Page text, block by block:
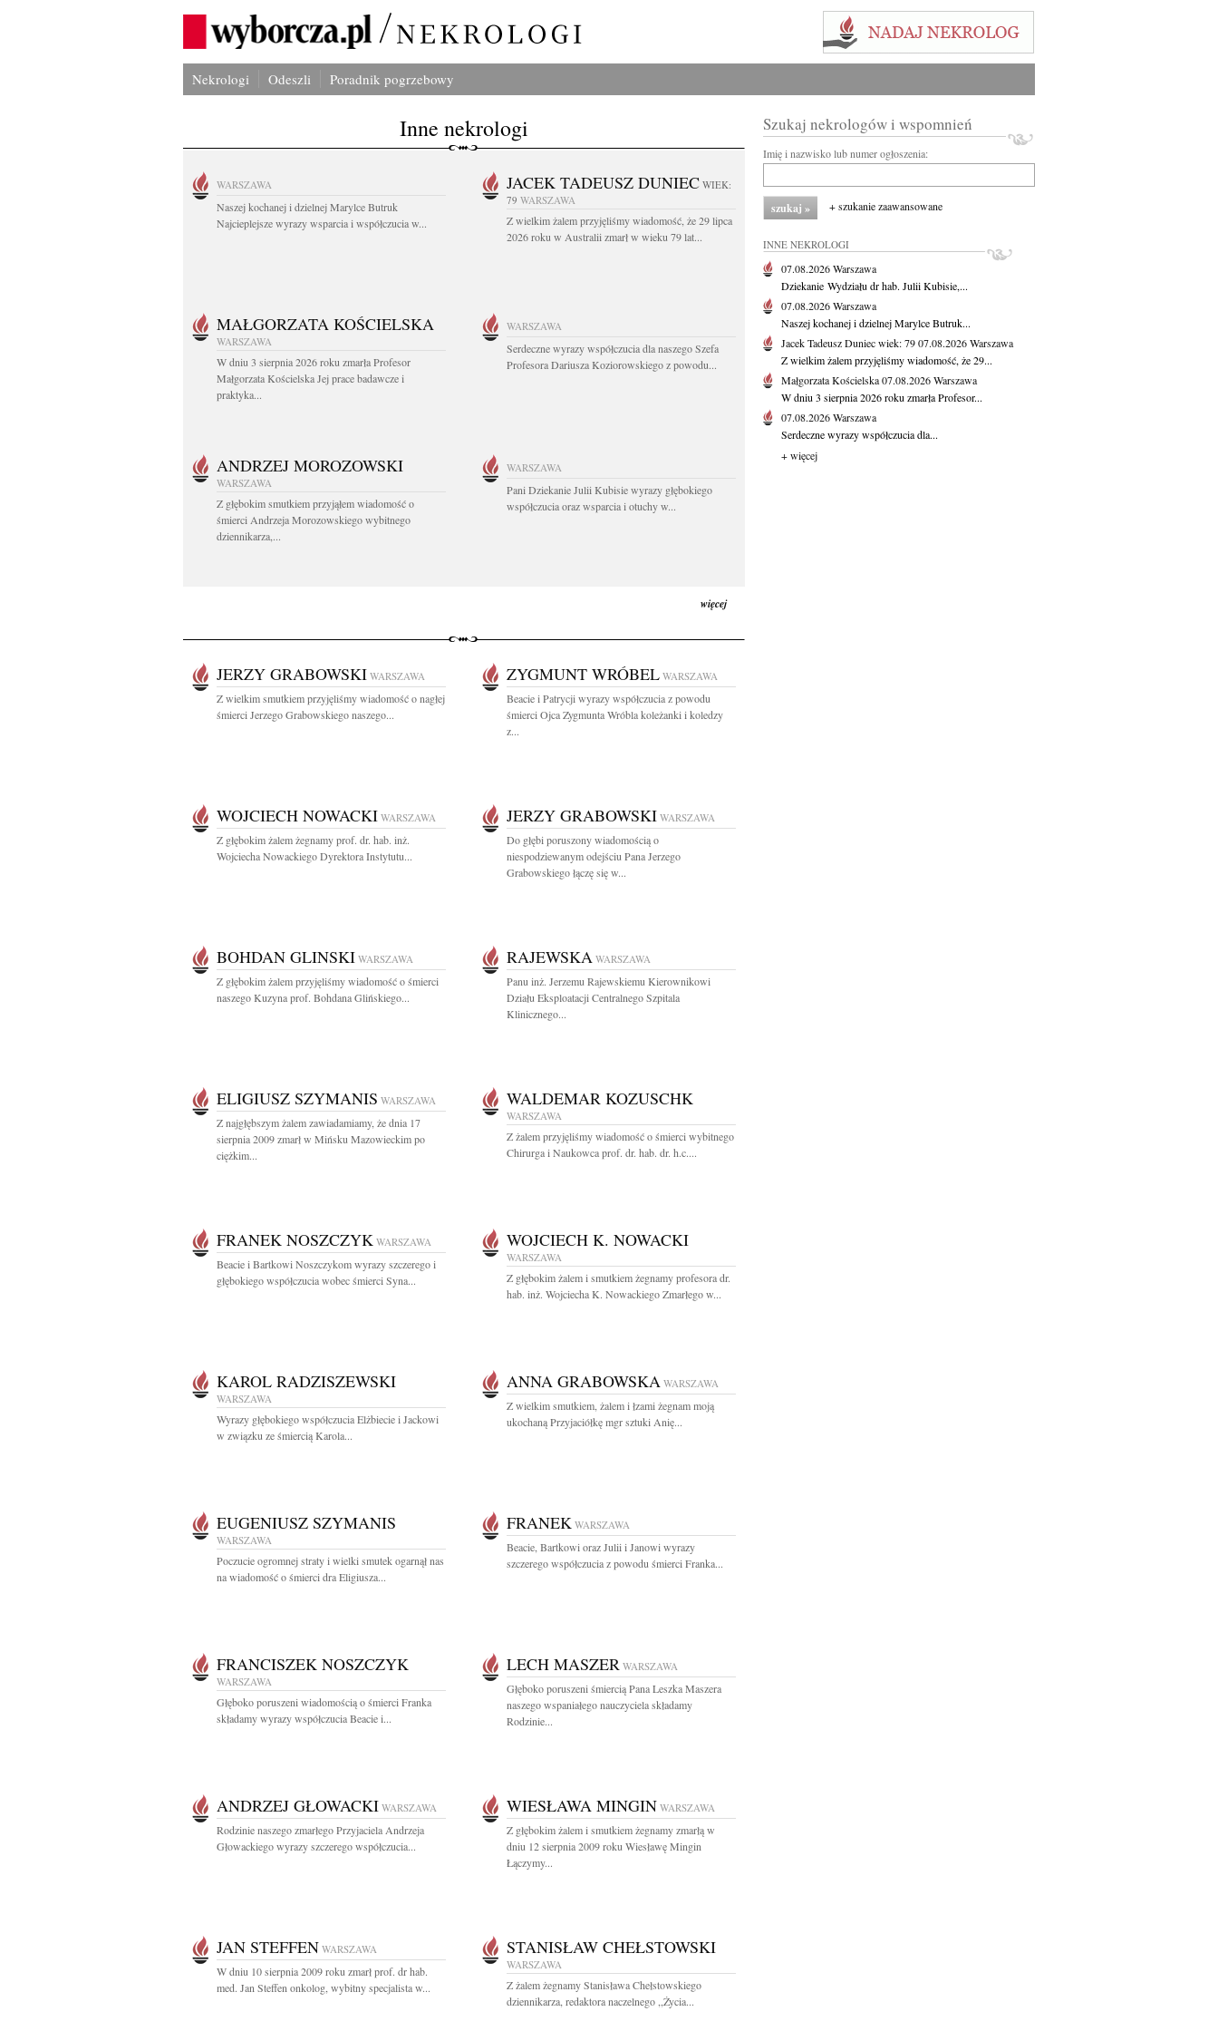
Nekrologi Odeszli Poradnik pogrzebowy
Inne nekrologi
WARSZAWA
Naszej kochanej i dzielnej Marylce Butruk
Najcieplejsze wyrazy wsparcia i współczucia w...
JACEK TADEUSZ DUNIEC WIEK:
79 WARSZAWA
Z wielkim żalem przyjęliśmy wiadomość, że 29 lipca
2026 roku w Australii zmarł w wieku 79 lat...
MAŁGORZATA KOŚCIELSKA
WARSZAWA
W dniu 3 sierpnia 2026 roku zmarła Profesor
Małgorzata Kościelska Jej prace badawcze i
praktyka...
WARSZAWA
Serdeczne wyrazy współczucia dla naszego Szefa
Profesora Dariusza Koziorowskiego z powodu...
ANDRZEJ MOROZOWSKI
WARSZAWA
Z głębokim smutkiem przyjąłem wiadomość o
śmierci Andrzeja Morozowskiego wybitnego
dziennikarza,...
WARSZAWA
Pani Dziekanie Julii Kubisie wyrazy głębokiego
współczucia oraz wsparcia i otuchy w...
więcej
JERZY GRABOWSKI WARSZAWA
Z wielkim smutkiem przyjęliśmy wiadomość o nagłej
śmierci Jerzego Grabowskiego naszego...
ZYGMUNT WRÓBEL WARSZAWA
Beacie i Patrycji wyrazy współczucia z powodu
śmierci Ojca Zygmunta Wróbla koleżanki i koledzy
z...
WOJCIECH NOWACKI WARSZAWA
Z głębokim żalem żegnamy prof. dr. hab. inż.
Wojciecha Nowackiego Dyrektora Instytutu...
JERZY GRABOWSKI WARSZAWA
Do głębi poruszony wiadomością o
niespodziewanym odejściu Pana Jerzego
Grabowskiego łączę się w...
BOHDAN GLINSKI WARSZAWA
Z głębokim żalem przyjęliśmy wiadomość o śmierci
naszego Kuzyna prof. Bohdana Glińskiego...
RAJEWSKA WARSZAWA
Panu inż. Jerzemu Rajewskiemu Kierownikowi
Działu Eksploatacji Centralnego Szpitala
Klinicznego...
ELIGIUSZ SZYMANIS WARSZAWA
Z najgłębszym żalem zawiadamiamy, że dnia 17
sierpnia 2009 zmarł w Mińsku Mazowieckim po
ciężkim...
WALDEMAR KOZUSCHK
WARSZAWA
Z żalem przyjęliśmy wiadomość o śmierci wybitnego
Chirurga i Naukowca prof. dr. hab. dr. h.c....
FRANEK NOSZCZYK WARSZAWA
Beacie i Bartkowi Noszczykom wyrazy szczerego i
głębokiego współczucia wobec śmierci Syna...
WOJCIECH K. NOWACKI
WARSZAWA
Z głębokim żalem i smutkiem żegnamy profesora dr.
hab. inż. Wojciecha K. Nowackiego Zmarłego w...
KAROL RADZISZEWSKI
WARSZAWA
Wyrazy głębokiego współczucia Elżbiecie i Jackowi
w związku ze śmiercią Karola...
ANNA GRABOWSKA WARSZAWA
Z wielkim smutkiem, żalem i łzami żegnam moją
ukochaną Przyjaciółkę mgr sztuki Anię...
EUGENIUSZ SZYMANIS
WARSZAWA
Poczucie ogromnej straty i wielki smutek ogarnął nas
na wiadomość o śmierci dra Eligiusza...
FRANEK WARSZAWA
Beacie, Bartkowi oraz Julii i Janowi wyrazy
szczerego współczucia z powodu śmierci Franka...
FRANCISZEK NOSZCZYK
WARSZAWA
Głęboko poruszeni wiadomością o śmierci Franka
składamy wyrazy współczucia Beacie i...
LECH MASZER WARSZAWA
Głęboko poruszeni śmiercią Pana Leszka Maszera
naszego wspaniałego nauczyciela składamy
Rodzinie...
ANDRZEJ GŁOWACKI WARSZAWA
Rodzinie naszego zmarłego Przyjaciela Andrzeja
Głowackiego wyrazy szczerego współczucia...
WIESŁAWA MINGIN WARSZAWA
Z głębokim żalem i smutkiem żegnamy zmarłą w
dniu 12 sierpnia 2009 roku Wiesławę Mingin
Łączymy...
JAN STEFFEN WARSZAWA
W dniu 10 sierpnia 2009 roku zmarł prof. dr hab.
med. Jan Steffen onkolog, wybitny specjalista w...
STANISŁAW CHEŁSTOWSKI
WARSZAWA
Z żalem żegnamy Stanisława Chełstowskiego
dziennikarza, redaktora naczelnego ,,Życia...
Szukaj nekrologów i wspomnień
Imię i nazwisko lub numer ogłoszenia:
+ szukanie zaawansowane
INNE NEKROLOGI
07.08.2026Warszawa
Dziekanie Wydziału dr hab. Julii Kubisie,...
07.08.2026Warszawa
Naszej kochanej i dzielnej Marylce Butruk...
Jacek Tadeusz Duniecwiek: 7907.08.2026Warszawa
Z wielkim żalem przyjęliśmy wiadomość, że 29...
Małgorzata Kościelska07.08.2026Warszawa
W dniu 3 sierpnia 2026 roku zmarła Profesor...
07.08.2026Warszawa
Serdeczne wyrazy współczucia dla...
+ więcej